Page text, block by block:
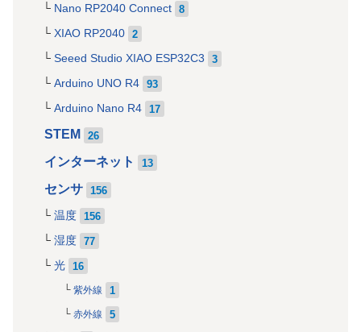
Nano RP2040 Connect 8
XIAO RP2040 2
Seeed Studio XIAO ESP32C3 3
Arduino UNO R4 93
Arduino Nano R4 17
STEM 26
インターネット 13
センサ 156
温度 156
湿度 77
光 16
紫外線 1
赤外線 5